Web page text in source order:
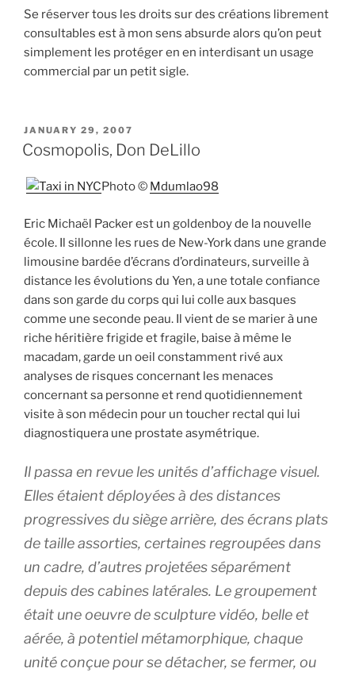
Se réserver tous les droits sur des créations librement
consultables est à mon sens absurde alors qu’on peut
simplement les protéger en en interdisant un usage
commercial par un petit sigle.
POSTED
ON
JANUARY 29, 2007
Cosmopolis, Don DeLillo
Photo © Mdumlao98
Eric Michaël Packer est un goldenboy de la nouvelle
école. Il sillonne les rues de New-York dans une grande
limousine bardée d’écrans d’ordinateurs, surveille à
distance les évolutions du Yen, a une totale confiance
dans son garde du corps qui lui colle aux basques
comme une seconde peau. Il vient de se marier à une
riche héritière frigide et fragile, baise à même le
macadam, garde un oeil constamment rivé aux
analyses de risques concernant les menaces
concernant sa personne et rend quotidiennement
visite à son médecin pour un toucher rectal qui lui
diagnostiquera une prostate asymétrique.
Il passa en revue les unités d’affichage visuel.
Elles étaient déployées à des distances
progressives du siège arrière, des écrans plats
de taille assorties, certaines regroupées dans
un cadre, d’autres projetées séparément
depuis des cabines latérales. Le groupement
était une oeuvre de sculpture vidéo, belle et
aérée, à potentiel métamorphique, chaque
unité conçue pour se détacher, se fermer, ou